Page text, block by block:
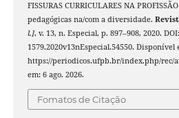
FISSURAS CURRICULARES NA
pedagógicas na/com a diversidade.
l.], v. 13, n. Especial, p. 897–908, 2020.
1579.2020v13nEspecial.54550. Disponível
https://periodicos.ufpb.br/index.php/rec/
em: 6 ago. 2026.
Fomatos de Citação